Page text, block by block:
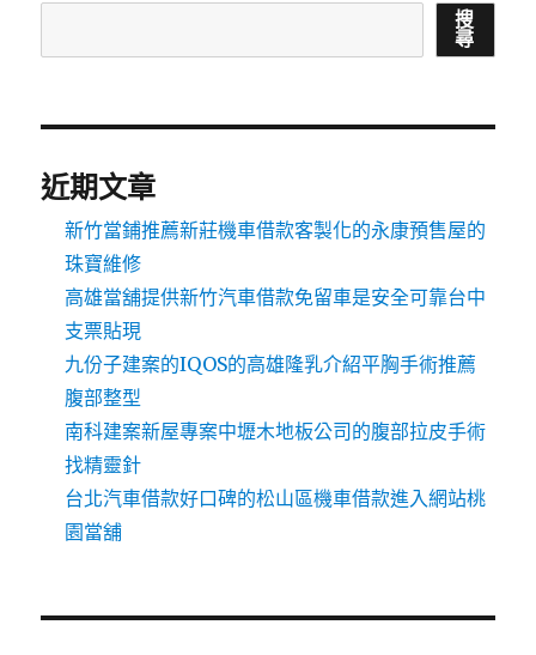
搜
尋
近期文章
新竹當鋪推薦新莊機車借款客製化的永康預售屋的
珠寶維修
高雄當舖提供新竹汽車借款免留車是安全可靠台中
支票貼現
九份子建案的IQOS的高雄隆乳介紹平胸手術推薦
腹部整型
南科建案新屋專案中壢木地板公司的腹部拉皮手術
找精靈針
台北汽車借款好口碑的松山區機車借款進入網站桃
園當舖